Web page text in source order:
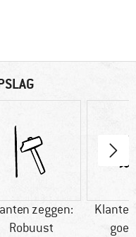
zeggen:
Robuust